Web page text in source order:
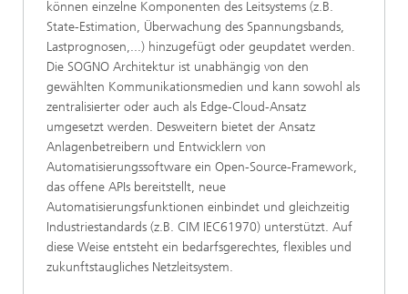
können einzelne Komponenten des Leitsystems (z.B.
State-Estimation, Überwachung des Spannungsbands,
Lastprognosen,...) hinzugefügt oder geupdatet werden.
Die SOGNO Architektur ist unabhängig von den
gewählten Kommunikationsmedien und kann sowohl als
zentralisierter oder auch als Edge-Cloud-Ansatz
umgesetzt werden. Desweitern bietet der Ansatz
Anlagenbetreibern und Entwicklern von
Automatisierungssoftware ein Open-Source-Framework,
das offene APIs bereitstellt, neue
Automatisierungsfunktionen einbindet und gleichzeitig
Industriestandards (z.B. CIM IEC61970) unterstützt. Auf
diese Weise entsteht ein bedarfsgerechtes, flexibles und
zukunftstaugliches Netzleitsystem.